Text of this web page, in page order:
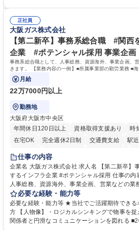
年休120日/デスクワーク中心で残業少なめ
整、資料作成、当日の運営サポート 学歴・資格 学歴：大学院 大学 語学
力： 資格：
正社員
大阪ガス株式会社
【第二新卒】事務系総合職 #関西
企業 #ポテンシャル採用 事業企画
事務系総合職として、人事総務、資源海外、事業企画、
きます。 【業務内容の一例】■所属事業部の勤労業務 ■
門の企画スタッフ、ルート営業
月給
22万7000円以上
勤務地
大阪府大阪市中央区
年間休日120日以上
資格取得支援あり 時
在宅OK
完全週休2日制 交通費支給 駅
服装自由
第二新卒歓迎
仕事の内容
企業名 大阪ガス株式会社 求人名 【第二新卒】事務系総合職 #関西を代表
するインフラ企業 #ポテンシャル採用 仕事の内容 事務系総合職として、
人事総務、資源海外、事業企画、営業などの業
す。 【業務内容の一例】■所属事業部の勤労業
務 ■営業部門の企画スタッフ、ルート営業 【キャリアパス】入社後の配属
ポジションで一定期間ご活躍頂いた後、本人の
鑑みてジョブローテーションを行います。 【育
必要な経験・能力等
必要な経験・能力等 ★当社でご活躍期待できる
方 【人物像】・ロジカルシンキングで物事を
関係者と円滑なコミュニケーションを図れる ■2024年度から2026年度ま